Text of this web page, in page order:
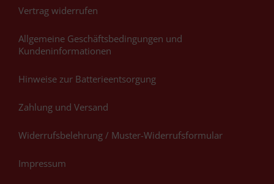
Vertrag widerrufen
Allgemeine Geschäftsbedingungen und
Kundeninformationen
Hinweise zur Batterieentsorgung
Zahlung und Versand
Widerrufsbelehrung / Muster-Widerrufsformular
Impressum